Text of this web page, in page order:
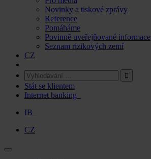
Novinky a tiskové zprávy
Reference
Pomáháme
Povinně uveřejňované informace
Seznam rizikových zemí
CZ
Stát se klientem
Internet banking
IB
CZ